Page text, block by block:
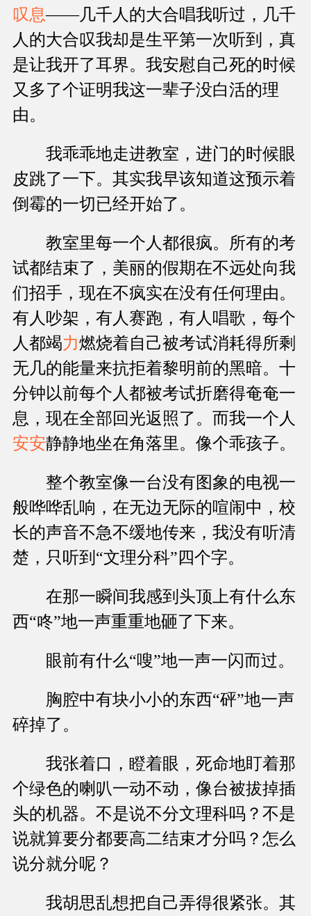
叹息——几千人的大合唱我听过，几千
人的大合叹我却是生平第一次听到，真
是让我开了耳界。我安慰自己死的时候
又多了个证明我这一辈子没白活的理
由。
我乖乖地走进教室，进门的时候眼
皮跳了一下。其实我早该知道这预示着
倒霉的一切已经开始了。
教室里每一个人都很疯。所有的考
试都结束了，美丽的假期在不远处向我
们招手，现在不疯实在没有任何理由。
有人吵架，有人赛跑，有人唱歌，每个
人都竭力燃烧着自己被考试消耗得所剩
无几的能量来抗拒着黎明前的黑暗。十
分钟以前每个人都被考试折磨得奄奄一
息，现在全部回光返照了。而我一个人
安安静静地坐在角落里。像个乖孩子。
整个教室像一台没有图象的电视一
般哗哗乱响，在无边无际的喧闹中，校
长的声音不急不缓地传来，我没有听清
楚，只听到“文理分科”四个字。
在那一瞬间我感到头顶上有什么东
西“咚”地一声重重地砸了下来。
眼前有什么“嗖”地一声一闪而过。
胸腔中有块小小的东西“砰”地一声
碎掉了。
我张着口，瞪着眼，死命地盯着那
个绿色的喇叭一动不动，像台被拔掉插
头的机器。不是说不分文理科吗？不是
说就算要分都要高二结束才分吗？怎么
说分就分呢？
我胡思乱想把自己弄得很紧张。其